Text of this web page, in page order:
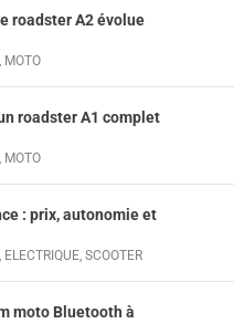
roadster A2 évolue
MOTO
roadster A1 complet
MOTO
: prix, autonomie et
ELECTRIQUE SCOOTER
moto Bluetooth à